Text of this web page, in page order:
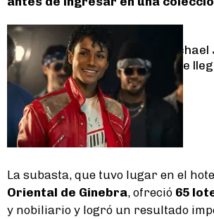
Lifestyle
La biopic de Michael
récords antes de
La subasta, que tuvo lugar en el
Oriental de Ginebra, ofreció 65
y nobiliario y logró un resultado